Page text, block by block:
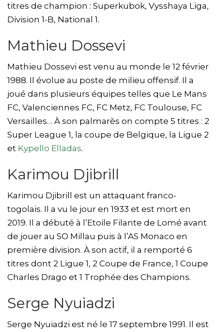
titres de champion : Superkubok, Vysshaya Liga,
Division 1-B, National 1.
Mathieu Dossevi
Mathieu Dossevi est venu au monde le 12 février
1988. Il évolue au poste de milieu offensif. Il a
joué dans plusieurs équipes telles que Le Mans
FC, Valenciennes FC, FC Metz, FC Toulouse, FC
Versailles… À son palmarès on compte 5 titres : 2
Super League 1, la coupe de Belgique, la Ligue 2
et Kypello Elladas.
Karimou Djibrill
Karimou Djibrill est un attaquant franco-
togolais. Il a vu le jour en 1933 et est mort en
2019. Il a débuté à l’Etoile Filante de Lomé avant
de jouer au SO Millau puis à l’AS Monaco en
première division. À son actif, il a remporté 6
titres dont 2 Ligue 1, 2 Coupe de France, 1 Coupe
Charles Drago et 1 Trophée des Champions.
Serge Nyuiadzi
Serge Nyuiadzi est né le 17 septembre 1991. Il est